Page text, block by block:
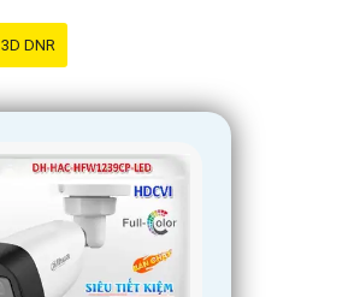
3D DNR